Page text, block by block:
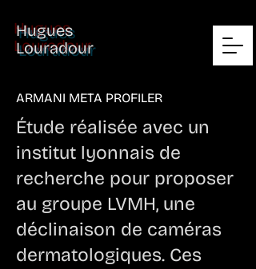
Hugues
Louradour
ARMANI META PROFILER
Étude réalisée avec un
institut lyonnais de
recherche pour proposer
au groupe LVMH, une
déclinaison de caméras
dermatologiques. Ces